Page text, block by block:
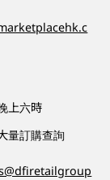
上六時
量訂購查詢